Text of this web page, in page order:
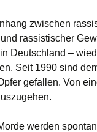
zwischen
rassistischer
Deutschland –
Seit 1990 sind
gefallen. Von
werden